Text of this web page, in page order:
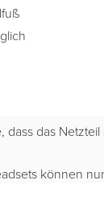
dass das
können